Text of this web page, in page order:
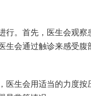
。首先，医生会观
会通过触诊来感受
生会用适当的力度